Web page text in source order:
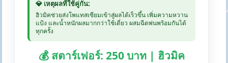
💎 เหตุผลที่ใช้คู่กัน:
ฮิวมิคช่วยส่งโพแทสเซียมเข้าสู่ผลได้เร็วขึ้น เพิ่มความหวาน
แป้ง และน้ำหนักผลมากกว่าใช้เดี่ยว ผสมฉีดพ่นพร้อมกันได้
ทุกครั้ง
💰 สตาร์เฟอร์: 250 บาท | ฮิวมิค